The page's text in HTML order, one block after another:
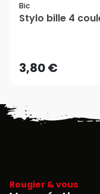
Bic
Stylo bille 4
3,80 €
Rougier & vous